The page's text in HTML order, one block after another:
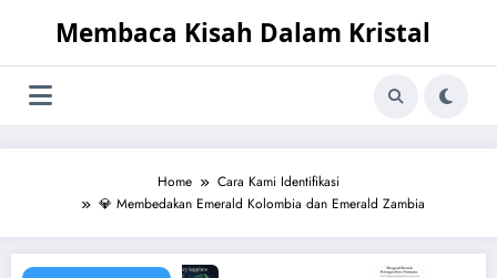
Membaca Kisah Dalam Kristal
Home
Cara Kami Identifikasi
💎 Membedakan Emerald Kolombia dan Emerald Zambia